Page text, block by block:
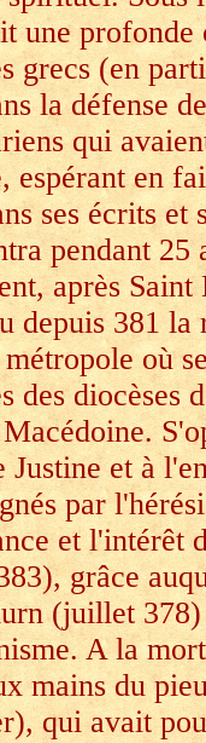
une profonde
grecs (en
la défense
qui
espérant en
ses écrits et
pendant 25
après
depuis 381 la
où
des diocèses
et à
par
et l'intérêt
grâce
(juillet
A la
mains du
qui avait